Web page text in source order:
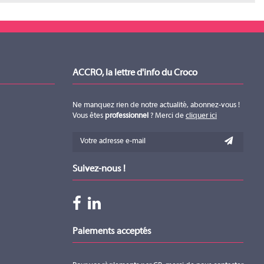
ACCRO, la lettre d'info du Croco
Ne manquez rien de notre actualité, abonnez-vous !
Vous êtes professionnel ? Merci de cliquer ici
Suivez-nous !
Paiements acceptés